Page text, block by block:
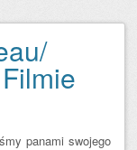
panami swojego